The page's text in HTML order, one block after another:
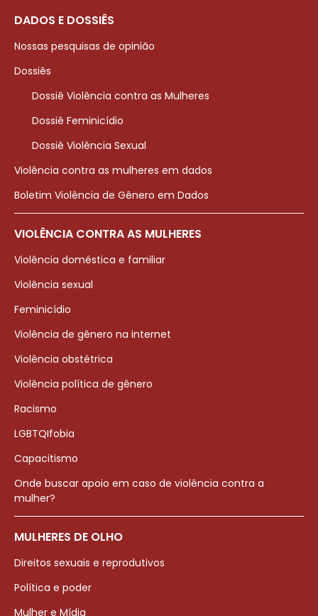
DADOS E DOSSIÊS
Nossas pesquisas de opinião
Dossiês
Dossiê Violência contra as Mulheres
Dossiê Feminicídio
Dossiê Violência Sexual
Violência contra as mulheres em dados
Boletim Violência de Gênero em Dados
VIOLÊNCIA CONTRA AS MULHERES
Violência doméstica e familiar
Violência sexual
Feminicídio
Violência de gênero na internet
Violência obstétrica
Violência política de gênero
Racismo
LGBTQIfobia
Capacitismo
Onde buscar apoio em caso de violência contra a
mulher?
MULHERES DE OLHO
Direitos sexuais e reprodutivos
Política e poder
Mulher e Mídia